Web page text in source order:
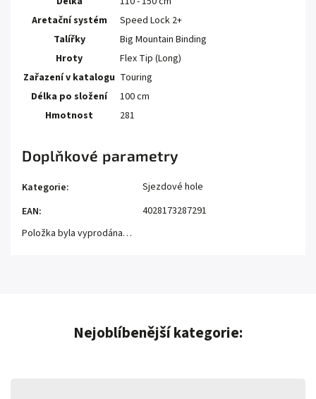
Aretační systém
Speed Lock 2+
Talířky
Big Mountain Binding
Hroty
Flex Tip (Long)
Zařazení v katalogu Touring
Délka po složení
100 cm
Hmotnost
281
Doplňkové parametry
Kategorie:
Sjezdové hole
EAN:
4028173287291
Položka byla vyprodána…
Nejoblíbenější kategorie: